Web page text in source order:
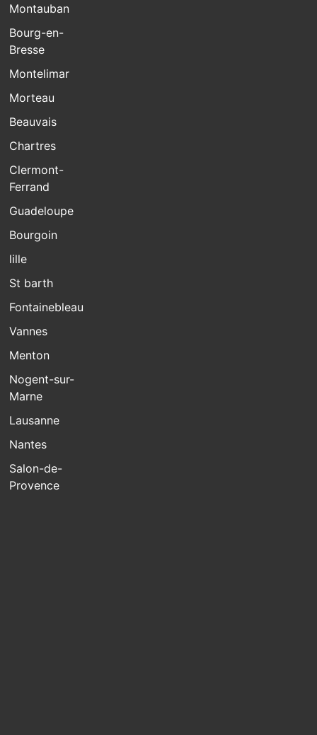
Montauban
Bourg-en-
Bresse
Montelimar
Morteau
Beauvais
Chartres
Clermont-
Ferrand
Guadeloupe
Bourgoin
lille
St barth
Fontainebleau
Vannes
Menton
Nogent-sur-
Marne
Lausanne
Nantes
Salon-de-
Provence